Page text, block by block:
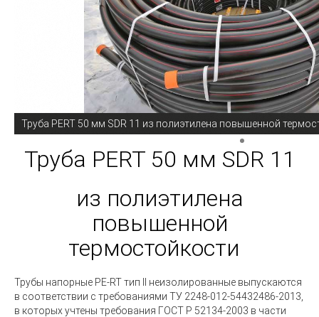
Труба PERT 50 мм SDR 11 из полиэтилена повышенной
Труба PERT 50 мм SDR 11
из полиэтилена
повышенной
термостойкости
Трубы напорные PE-RT тип II неизолированные выпускаются
в соответствии с требованиями ТУ 2248-012-54432486-2013,
в которых учтены требования ГОСТ Р 52134-2003 в части